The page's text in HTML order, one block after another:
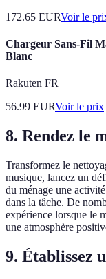
172.65 EURVoir le
Chargeur Sans-Fil
Blanc
Rakuten FR
56.99 EURVoir le prix
8. Rendez le
Transformez le
musique, lancez un
du ménage une
dans la tâche. De
expérience lorsque le
une atmosphère
9. Établissez